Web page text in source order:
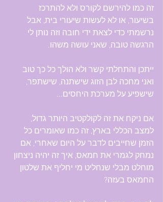
זה כמו להירשם לקורס ולא להתרכז
בשיעור, או לא לעשות שיעורי בית, אבל
נרשמתי כדי לצאת ידי חובה וזה נותן לי
הרגשה טובה, שאני עושה משהו.
ייתכן והתחלתי קשר ולא הולך כל כך טוב
ואני מחכה לבן הזוג שישתנה, שישתפר,
שישפיע על מערכת היחסים...
אם ניקח את זה לקולקטיב היותר גדול,
למצב הכללי בארץ, זה כמו שאומרים כל
הזמן שחייבים לדבר על היום שאחרי, אם
נמחק לגמרי את חמאס, איך זה יהיה ניצחון
מוחלט מבלי שנחליט מי יחליף את שלטון
החמאס בעזה?